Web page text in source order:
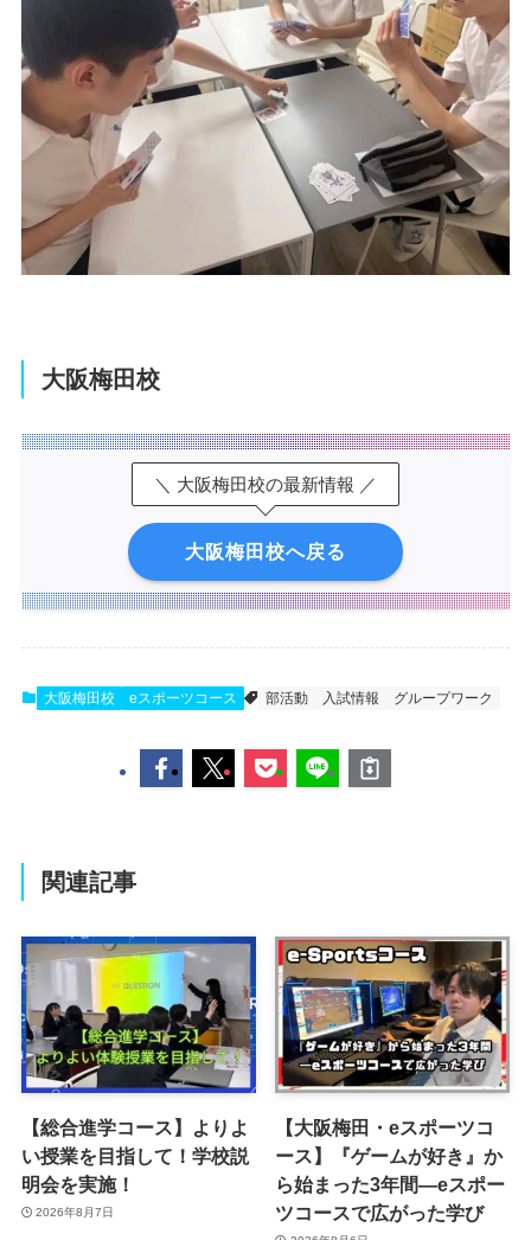
大阪梅田校
＼ 大阪梅田校の最新情報 ／
大阪梅田校へ戻る
大阪梅田校 eスポーツコース 部活動 入試情報 グループワーク
関連記事
【総合進学コース】よりよ
い授業を目指して！学校説
明会を実施！
2026年8月7日
【大阪梅田・eスポーツコ
ース】『ゲームが好き』か
ら始まった3年間―eスポー
ツコースで広がった学び